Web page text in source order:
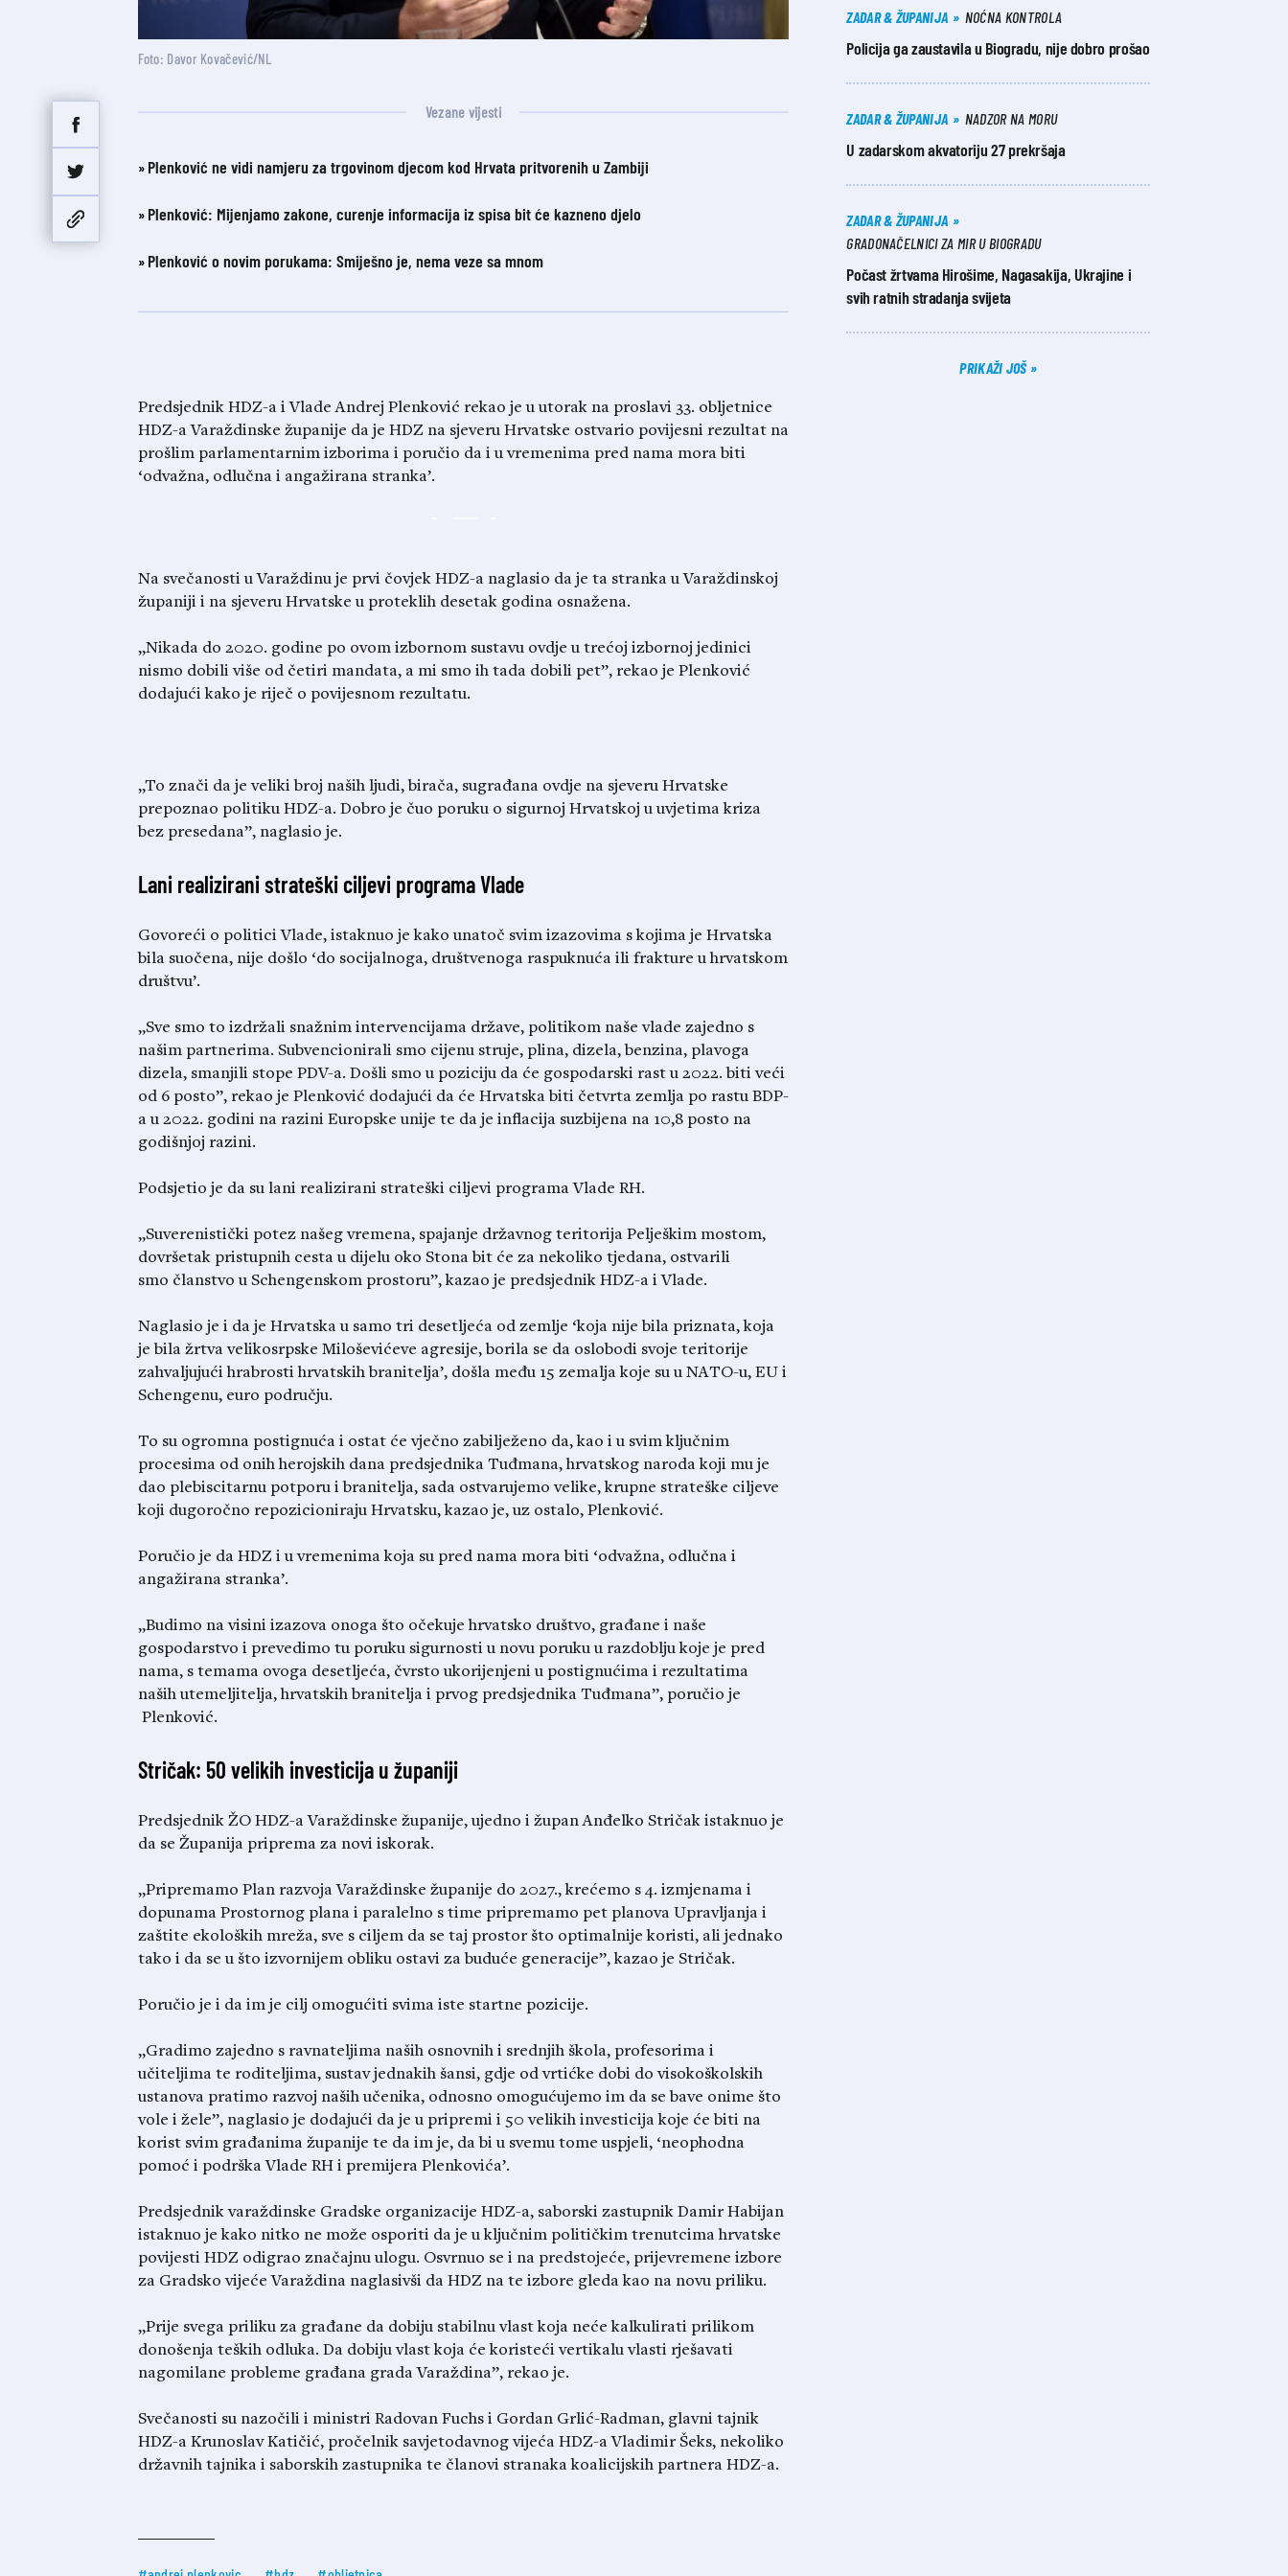
Foto: Davor Kovačević/NL
Vezane vijesti
Plenković ne vidi namjeru za trgovinom djecom kod Hrvata pritvorenih u Zambiji
Plenković: Mijenjamo zakone, curenje informacija iz spisa bit će kazneno djelo
Plenković o novim porukama: Smiješno je, nema veze sa mnom
Predsjednik HDZ-a i Vlade Andrej Plenković rekao je u utorak na proslavi 33. obljetnice
HDZ-a Varaždinske županije da je HDZ na sjeveru Hrvatske ostvario povijesni rezultat na
prošlim parlamentarnim izborima i poručio da i u vremenima pred nama mora biti
‘odvažna, odlučna i angažirana stranka’.
Na svečanosti u Varaždinu je prvi čovjek HDZ-a naglasio da je ta stranka u Varaždinskoj
županiji i na sjeveru Hrvatske u proteklih desetak godina osnažena.
„Nikada do 2020. godine po ovom izbornom sustavu ovdje u trećoj izbornoj jedinici
nismo dobili više od četiri mandata, a mi smo ih tada dobili pet”, rekao je Plenković
dodajući kako je riječ o povijesnom rezultatu.
„To znači da je veliki broj naših ljudi, birača, sugrađana ovdje na sjeveru Hrvatske
prepoznao politiku HDZ-a. Dobro je čuo poruku o sigurnoj Hrvatskoj u uvjetima kriza
bez presedana”, naglasio je.
Lani realizirani strateški ciljevi programa Vlade
Govoreći o politici Vlade, istaknuo je kako unatoč svim izazovima s kojima je Hrvatska
bila suočena, nije došlo ‘do socijalnoga, društvenoga raspuknuća ili frakture u hrvatskom
društvu’.
„Sve smo to izdržali snažnim intervencijama države, politikom naše vlade zajedno s
našim partnerima. Subvencionirali smo cijenu struje, plina, dizela, benzina, plavoga
dizela, smanjili stope PDV-a. Došli smo u poziciju da će gospodarski rast u 2022. biti veći
od 6 posto”, rekao je Plenković dodajući da će Hrvatska biti četvrta zemlja po rastu BDP-
a u 2022. godini na razini Europske unije te da je inflacija suzbijena na 10,8 posto na
godišnjoj razini.
Podsjetio je da su lani realizirani strateški ciljevi programa Vlade RH.
„Suverenistički potez našeg vremena, spajanje državnog teritorija Pelješkim mostom,
dovršetak pristupnih cesta u dijelu oko Stona bit će za nekoliko tjedana, ostvarili
smo članstvo u Schengenskom prostoru”, kazao je predsjednik HDZ-a i Vlade.
Naglasio je i da je Hrvatska u samo tri desetljeća od zemlje ‘koja nije bila priznata, koja
je bila žrtva velikosrpske Miloševićeve agresije, borila se da oslobodi svoje teritorije
zahvaljujući hrabrosti hrvatskih branitelja’, došla među 15 zemalja koje su u NATO-u, EU i
Schengenu, euro području.
To su ogromna postignuća i ostat će vječno zabilježeno da, kao i u svim ključnim
procesima od onih herojskih dana predsjednika Tuđmana, hrvatskog naroda koji mu je
dao plebiscitarnu potporu i branitelja, sada ostvarujemo velike, krupne strateške ciljeve
koji dugoročno repozicioniraju Hrvatsku, kazao je, uz ostalo, Plenković.
Poručio je da HDZ i u vremenima koja su pred nama mora biti ‘odvažna, odlučna i
angažirana stranka’.
„Budimo na visini izazova onoga što očekuje hrvatsko društvo, građane i naše
gospodarstvo i prevedimo tu poruku sigurnosti u novu poruku u razdoblju koje je pred
nama, s temama ovoga desetljeća, čvrsto ukorijenjeni u postignućima i rezultatima
naših utemeljitelja, hrvatskih branitelja i prvog predsjednika Tuđmana”, poručio je
Plenković.
Stričak: 50 velikih investicija u županiji
Predsjednik ŽO HDZ-a Varaždinske županije, ujedno i župan Anđelko Stričak istaknuo je
da se Županija priprema za novi iskorak.
„Pripremamo Plan razvoja Varaždinske županije do 2027., krećemo s 4. izmjenama i
dopunama Prostornog plana i paralelno s time pripremamo pet planova Upravljanja i
zaštite ekoloških mreža, sve s ciljem da se taj prostor što optimalnije koristi, ali jednako
tako i da se u što izvornijem obliku ostavi za buduće generacije”, kazao je Stričak.
Poručio je i da im je cilj omogućiti svima iste startne pozicije.
„Gradimo zajedno s ravnateljima naših osnovnih i srednjih škola, profesorima i
učiteljima te roditeljima, sustav jednakih šansi, gdje od vrtićke dobi do visokoškolskih
ustanova pratimo razvoj naših učenika, odnosno omogućujemo im da se bave onime što
vole i žele”, naglasio je dodajući da je u pripremi i 50 velikih investicija koje će biti na
korist svim građanima županije te da im je, da bi u svemu tome uspjeli, ‘neophodna
pomoć i podrška Vlade RH i premijera Plenkovića’.
Predsjednik varaždinske Gradske organizacije HDZ-a, saborski zastupnik Damir Habijan
istaknuo je kako nitko ne može osporiti da je u ključnim političkim trenutcima hrvatske
povijesti HDZ odigrao značajnu ulogu. Osvrnuo se i na predstojeće, prijevremene izbore
za Gradsko vijeće Varaždina naglasivši da HDZ na te izbore gleda kao na novu priliku.
„Prije svega priliku za građane da dobiju stabilnu vlast koja neće kalkulirati prilikom
donošenja teških odluka. Da dobiju vlast koja će koristeći vertikalu vlasti rješavati
nagomilane probleme građana grada Varaždina”, rekao je.
Svečanosti su nazočili i ministri Radovan Fuchs i Gordan Grlić-Radman, glavni tajnik
HDZ-a Krunoslav Katičić, pročelnik savjetodavnog vijeća HDZ-a Vladimir Šeks, nekoliko
državnih tajnika i saborskih zastupnika te članovi stranaka koalicijskih partnera HDZ-a.
ZADAR & ŽUPANIJA NOĆNA KONTROLA
Policija ga zaustavila u Biogradu, nije dobro prošao
ZADAR & ŽUPANIJA NADZOR NA MORU
U zadarskom akvatoriju 27 prekršaja
ZADAR & ŽUPANIJA
GRADONAČELNICI ZA MIR U BIOGRADU
Počast žrtvama Hirošime, Nagasakija, Ukrajine i
svih ratnih stradanja svijeta
PRIKAŽI JOŠ